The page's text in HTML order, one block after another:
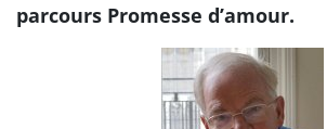
parcours Promesse d’amour.